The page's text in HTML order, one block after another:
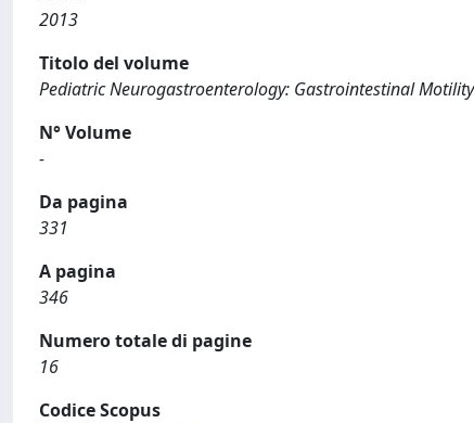
2013
Titolo del volume
Pediatric Neurogastroenterology: Gastrointestinal
N° Volume
-
Da pagina
331
A pagina
346
Numero totale di pagine
16
Codice Scopus